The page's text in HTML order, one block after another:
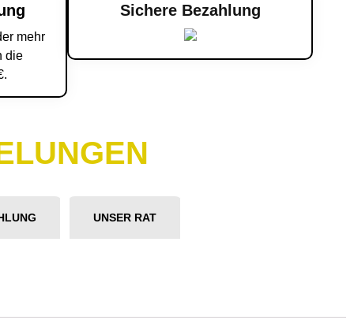
mehr
die
Sichere Bezahlung
UNSER RAT